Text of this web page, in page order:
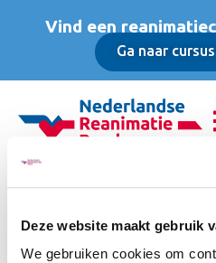
Deze website maakt gebruik
We gebruiken cookies om
Vind een
Ga naar
Basis
(BIC), Basis